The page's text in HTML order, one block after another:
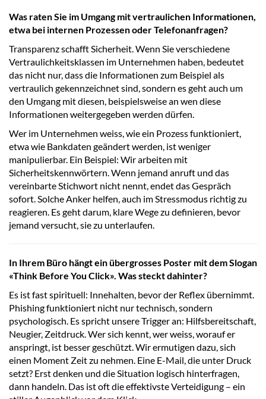
Was raten Sie im Umgang mit vertraulichen Informationen,
etwa bei internen Prozessen oder Telefonanfragen?
Transparenz schafft Sicherheit. Wenn Sie verschiedene
Vertraulichkeitsklassen im Unternehmen haben, bedeutet
das nicht nur, dass die Informationen zum Beispiel als
vertraulich gekennzeichnet sind, sondern es geht auch um
den Umgang mit diesen, beispielsweise an wen diese
Informationen weitergegeben werden dürfen.
Wer im Unternehmen weiss, wie ein Prozess funktioniert,
etwa wie Bankdaten geändert werden, ist weniger
manipulierbar. Ein Beispiel: Wir arbeiten mit
Sicherheitskennwörtern. Wenn jemand anruft und das
vereinbarte Stichwort nicht nennt, endet das Gespräch
sofort. Solche Anker helfen, auch im Stressmodus richtig zu
reagieren. Es geht darum, klare Wege zu definieren, bevor
jemand versucht, sie zu unterlaufen.
In Ihrem Büro hängt ein übergrosses Poster mit dem Slogan
«Think Before You Click». Was steckt dahinter?
Es ist fast spirituell: Innehalten, bevor der Reflex übernimmt.
Phishing funktioniert nicht nur technisch, sondern
psychologisch. Es spricht unsere Trigger an: Hilfsbereitschaft,
Neugier, Zeitdruck. Wer sich kennt, wer weiss, worauf er
anspringt, ist besser geschützt. Wir ermutigen dazu, sich
einen Moment Zeit zu nehmen. Eine E-Mail, die unter Druck
setzt? Erst denken und die Situation logisch hinterfragen,
dann handeln. Das ist oft die effektivste Verteidigung – ein